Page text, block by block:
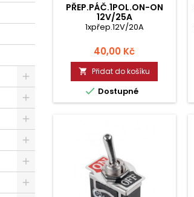
PŘEP.PÁČ.1POL.ON-ON
12V/25A
1xpřep.12V/20A
Cena
40,00 Kč
 Přidat do košíku
 Dostupné